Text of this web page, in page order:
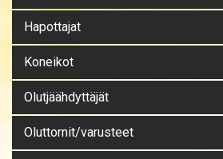
Hapottajat
Koneikot
Olutjäähdyttäjät
Oluttornit/varusteet